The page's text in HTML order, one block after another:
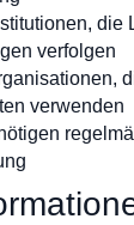
die
verfolgen
verwenden